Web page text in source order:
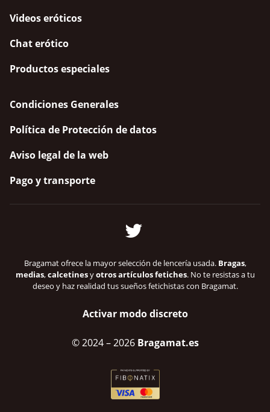
Videos eróticos
Chat erótico
Productos especiales
Condiciones Generales
Política de Protección de datos
Aviso legal de la web
Pago y transporte
Bragamat ofrece la mayor selección de lencería usada. Bragas,
medias,calcetinesyotros artículos fetiches. No te resistas a tu
deseo y haz realidad tus sueños fetichistas con Bragamat.
Activar modo discreto
© 2024– 2026 Bragamat.es